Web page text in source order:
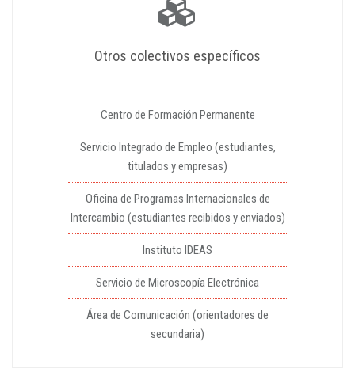
Otros colectivos específicos
Centro de Formación Permanente
Servicio Integrado de Empleo (estudiantes,
titulados y empresas)
Oficina de Programas Internacionales de
Intercambio (estudiantes recibidos y enviados)
Instituto IDEAS
Servicio de Microscopía Electrónica
Área de Comunicación (orientadores de
secundaria)